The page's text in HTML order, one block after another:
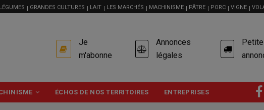
GRANDES CULTURES LAIT LES MARCHÉS MACHINISME PÂTRE PORC VIGNE
USER
ACCOUNT
MENU
Je
m'abonne
Annonces
légales
ÉCHOS DE NOS TERRITOIRES ENTREPRISES